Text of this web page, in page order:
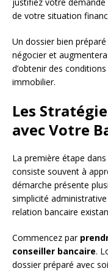
de votre situation
Un dossier bien
négocier et
d’obtenir des
immobilier.
Les
avec Votre
La première étape
consiste souvent à
démarche présente
simplicité
relation bancaire
Commencez par
conseiller bancaire.
dossier préparé avec